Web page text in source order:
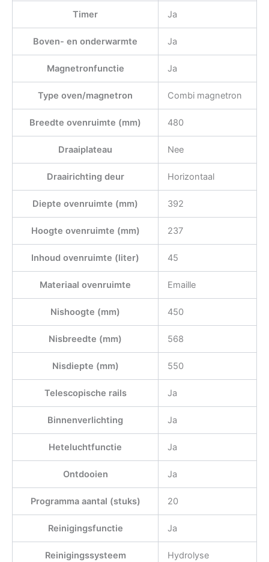
Timer Ja
Boven- en onderwarmte Ja
Magnetronfunctie Ja
Type oven/magnetron Combi magnetron
Breedte ovenruimte (mm) 480
Draaiplateau Nee
Draairichting deur Horizontaal
Diepte ovenruimte (mm) 392
Hoogte ovenruimte (mm) 237
Inhoud ovenruimte (liter) 45
Materiaal ovenruimte Emaille
Nishoogte (mm) 450
Nisbreedte (mm) 568
Nisdiepte (mm) 550
Telescopische rails Ja
Binnenverlichting Ja
Heteluchtfunctie Ja
Ontdooien Ja
Programma aantal (stuks) 20
Reinigingsfunctie Ja
Reinigingssysteem Hydrolyse